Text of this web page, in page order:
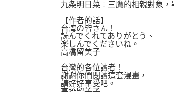
九条明日菜：三鷹的相親對象
【作者的話】
台湾の皆さん！
読んでくれてありがとう、
楽しんでくださいね。
高橋留美子
台灣的各位讀者！
謝謝你們閱讀這套漫畫，
請好好享受吧。